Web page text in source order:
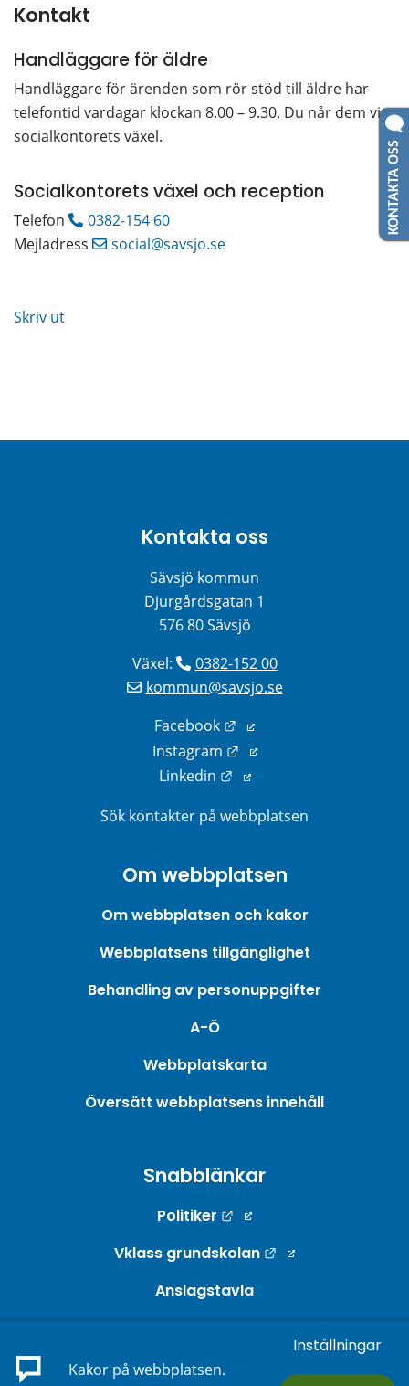
Kontakt
Handläggare för äldre
Handläggare för ärenden som rör stöd till äldre har
telefontid vardagar klockan 8.00 – 9.30. Du når dem via
socialkontorets växel.
Socialkontorets växel och reception
Telefon
0382-154 60
Mejladress
social@savsjo.se
Skriv ut
Kontakta oss
Sävsjö kommun
Djurgårdsgatan 1
576 80 Sävsjö
Växel:
0382-152 00
kommun@savsjo.se
Facebook
Länk till annan
Instagram
Länk till annan
Linkedin
Länk till annan webbplats.
Sök kontakter på webbplatsen
Om webbplatsen
Om webbplatsen och kakor
Webbplatsens tillgänglighet
Behandling av personuppgifter
A-Ö
Webbplatskarta
Översätt webbplatsens innehåll
Snabblänkar
Politiker
Länk till annan
Vklass grundskolan
Länk till annan
Anslagstavla
E-tjänster
Kakor på webbplatsen.
Inställningar
KONTAKTA OSS